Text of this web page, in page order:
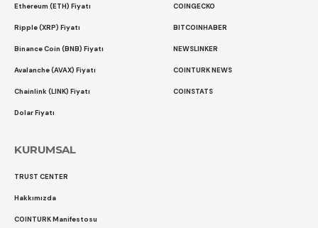
Ethereum (ETH) Fiyatı
Ripple (XRP) Fiyatı
Binance Coin (BNB) Fiyatı
Avalanche (AVAX) Fiyatı
Chainlink (LINK) Fiyatı
Dolar Fiyatı
COINGECKO
BITCOINHABER
NEWSLINKER
COINTURK NEWS
COINSTATS
KURUMSAL
TRUST CENTER
Hakkımızda
COINTURK Manifestosu